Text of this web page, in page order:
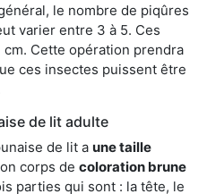
le nombre de piqûres
varier entre 3 à 5. Ces
Cette opération prendra
ces insectes puissent être
de lit adulte
de lit a une taille
corps de coloration brune
parties qui sont : la tête, le